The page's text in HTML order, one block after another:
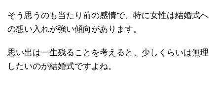
そう思うのも当たり前の感情で、特に女性は結婚式へ
の想い入れが強い傾向があります。
思い出は一生残ることを考えると、少しくらいは無理
したいのが結婚式ですよね。